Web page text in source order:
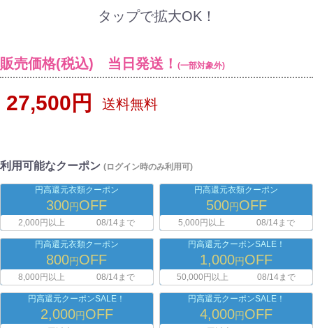
タップで拡大OK！
販売価格(税込) 当日発送！ (一部対象外)
27,500円 送料無料
利用可能なクーポン (ログイン時のみ利用可)
円高還元衣類クーポン
300円OFF
2,000円以上 08/14まで
円高還元衣類クーポン
500円OFF
5,000円以上 08/14まで
円高還元衣類クーポン
800円OFF
8,000円以上 08/14まで
円高還元クーポンSALE！
1,000円OFF
50,000円以上 08/14まで
円高還元クーポンSALE！
2,000円OFF
円高還元クーポンSALE！
4,000円OFF